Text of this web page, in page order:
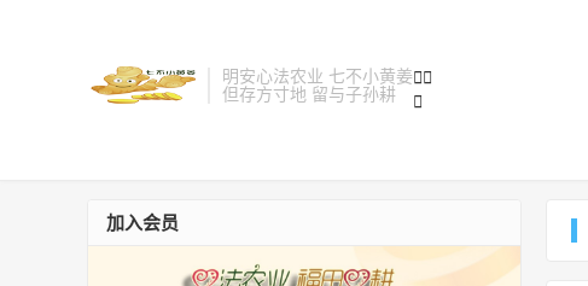
明安心法农业 七不小黄姜
但存方寸地 留与子孙耕
 

加入会员